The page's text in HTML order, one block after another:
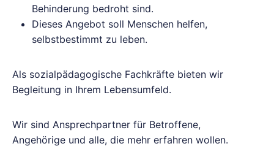
Behinderung bedroht sind.
Dieses Angebot soll Menschen helfen,
selbstbestimmt zu leben.
Als sozialpädagogische Fachkräfte bieten wir
Begleitung in Ihrem Lebensumfeld.
Wir sind Ansprechpartner für Betroffene,
Angehörige und alle, die mehr erfahren wollen.